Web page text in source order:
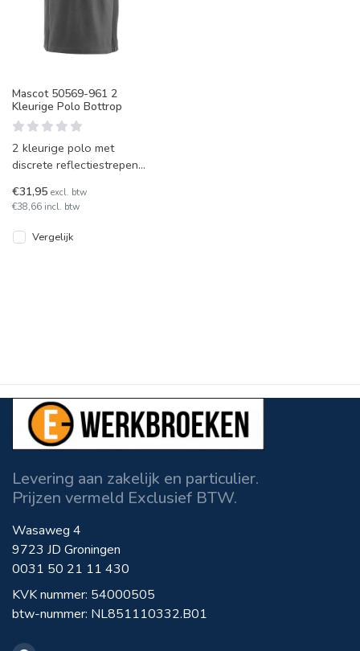
Mascot 50569-961 2
Kleurige Polo Bottrop
2 kleurige polo met
discrete reflectiestrepen
Bottrop. In diverse kleuren
leverbaar
€31,95 excl. btw
€38,66 incl. btw
Vergelijk
Levering aan zakelijk en particulier.
Prijzen vermeld Exclusief BTW.
Wasaweg 4
9723 JD Groningen
0031 50 21 11 430
KVK nummer: 54000505
btw-nummer: NL851110332.B01